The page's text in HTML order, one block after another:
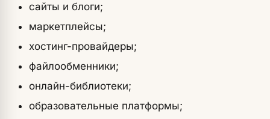
сайты и блоги;
маркетплейсы;
хостинг-провайдеры;
файлообменники;
онлайн-библиотеки;
образовательные платформы;